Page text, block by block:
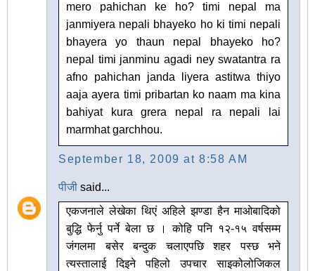
mero pahichan ke ho? timi nepal ma
janmiyera nepali bhayeko ho ki timi nepali
bhayera yo thaun nepal bhayeko ho?
nepal timi janminu agadi ney swatantra ra
afno pahichan janda liyera astitwa thiyo
aaja ayera timi pribartan ko naam ma kina
bahiyat kura grera nepal ra nepali lai
marmhat garchhou.
September 18, 2009 at 8:58 AM
पीजी said...
एकजनाले लेखेका थिएं अहिले झण्डा हैन माओबादिको
बुद्धि फेर्नु पर्ने बेला छ । कोहि पनि १२-१५ वर्षसम्म
जंगलमा बसेर बन्दुक चलाएपछि शहर पस्छ भने
त्यस्तालाई दिइने पहिलो उपचार साइकोलोजिकल